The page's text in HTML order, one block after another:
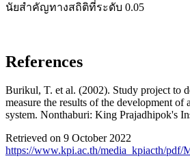
นัยสำคัญทางสถิติที่ระดับ 0.05
References
Burikul, T. et al. (2002). Study project to
measure the results of the development of
system. Nonthaburi: King Prajadhipok's
Retrieved on 9 October 2022
https://www.kpi.ac.th/media_kpiacth/pdf/